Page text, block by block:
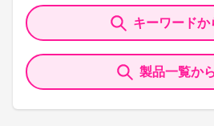
キーワードか
製品一覧か